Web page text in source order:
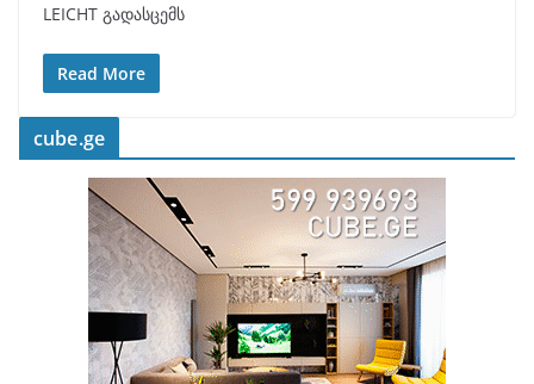
LEICHT გადასცემს
Read More
cube.ge